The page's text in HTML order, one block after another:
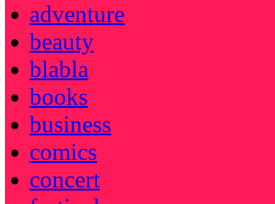
adventure
beauty
blabla
books
business
comics
concert